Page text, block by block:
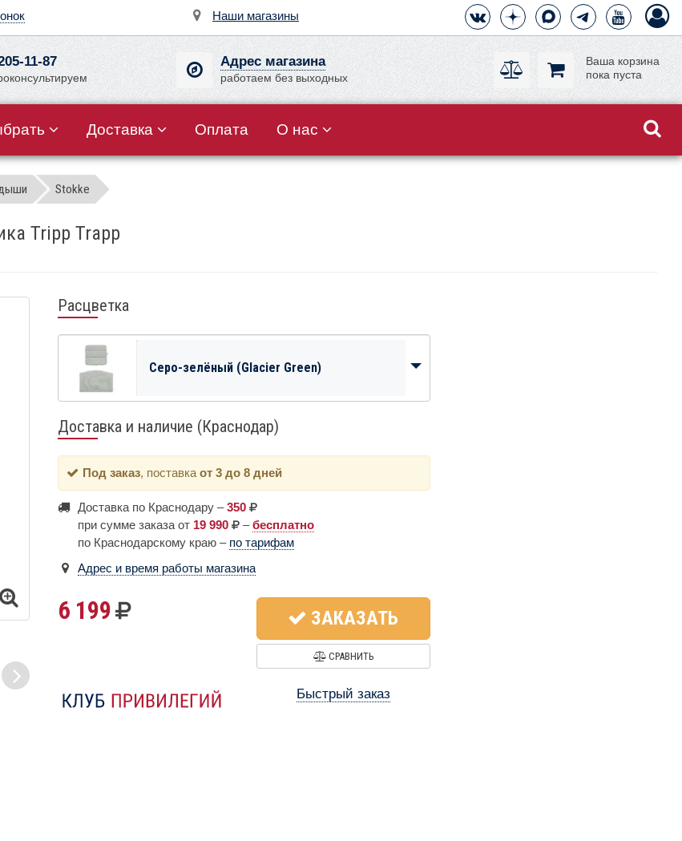
Наши магазины
11-87 Адрес магазина
работаем без выходных
Ваша корзина
пока пуста
Доставка Оплата О нас
Stokke
Tripp Trapp
Расцветка
Серо-зелёный (Glacier Green)
Доставка и наличие (Краснодар)
Под заказ, поставка от 3 до 8 дней
Доставка по Краснодару –350
при сумме заказа от 19 990 –бесплатно
по Краснодарскому краю – по тарифам
Адрес и время работы магазина
6 199 ЗАКАЗАТЬ
СРАВНИТЬ
Быстрый заказ